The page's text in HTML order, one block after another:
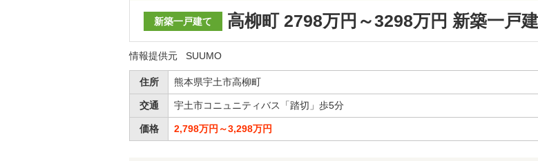
新築一戸建て 高柳町 2798万円～3298万円 新築一戸
情報提供元 SUUMO
住所 熊本県宇土市高柳町
交通 宇土市コニュニティバス「踏切」歩5分
価格 2,798万円～3,298万円